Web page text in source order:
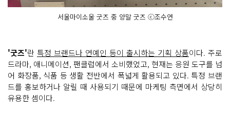
서울마이소울 굿즈 중 양말 굿즈 ⓒ조수연
'굿즈'란 특정 브랜드나 연예인 등이 출시하는 기획 상품이다. 주로
드라마, 애니메이션, 팬클럽에서 소비했었고, 현재는 응원 도구를 넘
어 화장품, 식품 등 생활 전반에서 폭넓게 활용되고 있다. 특정 브랜
드를 홍보하거나 알릴 때 사용되기 때문에 마케팅 측면에서 상당히
유용한 셈이다.